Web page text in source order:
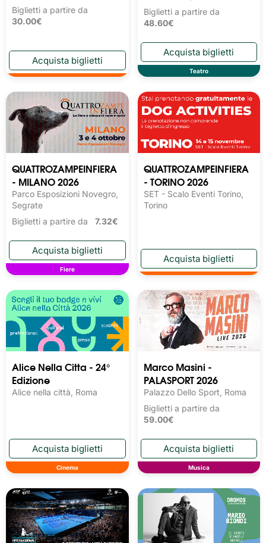
Biglietti a partire da
30.00€
Biglietti a partire da
48.60€
Teatro
QUATTROZAMPEINFIERA
- MILANO 2026
Parco Esposizioni Novegro,
Segrate
Biglietti a partire da 7.32€
Fiere
QUATTROZAMPEINFIERA
- TORINO 2026
SET - Scalo Eventi Torino,
Torino
Alice Nella Citta - 24°
Edizione
Alice nella città, Roma
Cinema
Marco Masini -
PALASPORT 2026
Palazzo Dello Sport, Roma
Biglietti a partire da
59.00€
Musica